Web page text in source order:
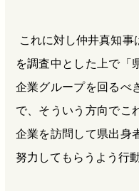
これに対し仲井真知
を調査中とした上で「
企業グループを回るべ
で、そういう方向でこ
企業を訪問して県出身
努力してもらうよう行